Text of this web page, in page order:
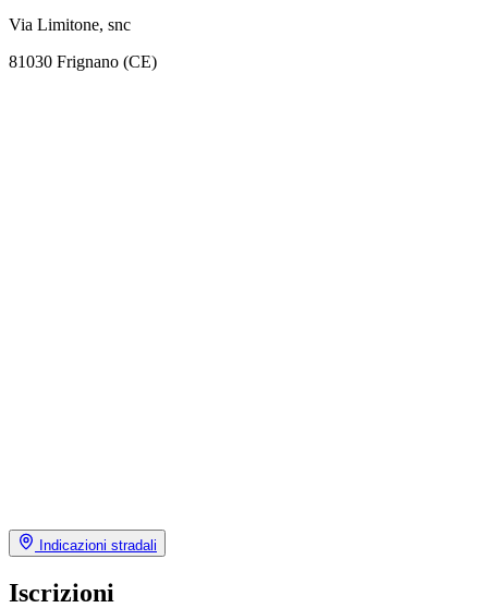
Via Limitone, snc
81030 Frignano (CE)
Indicazioni stradali
Iscrizioni